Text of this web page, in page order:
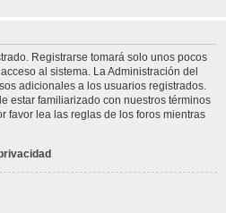
Registrarse tomará solo unos pocos
al sistema. La Administración del
adicionales a los usuarios registrados.
estar familiarizado con nuestros términos
favor lea las reglas de los foros mientras